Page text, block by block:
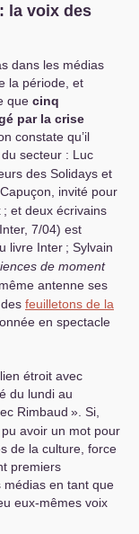
la voix des
dans les médias
la période, et
que cinq
par la crise
constate qu’il
secteur : Luc
des Solidays et
invité pour
; et deux écrivains
7/04) est
livre Inter ; Sylvain
de moment
antenne ses
feuilletons de la
en spectacle
étroit avec
du lundi au
Rimbaud ». Si,
avoir un mot pour
de la culture, force
premiers
médias en tant que
eux-mêmes voix